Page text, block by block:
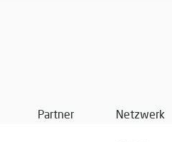
Partner Netzwerk